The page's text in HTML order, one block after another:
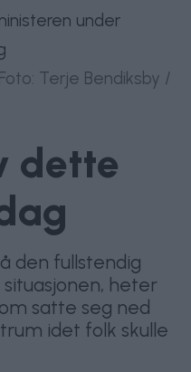
under
Foto: Terje Bendiksby /
dette
den fullstendig
heter
satte seg ned
idet folk skulle